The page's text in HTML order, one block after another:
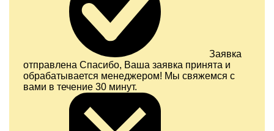
Заявка
отправлена Спасибо, Ваша заявка принята и
обрабатывается менеджером! Мы свяжемся с
вами в течение 30 минут.